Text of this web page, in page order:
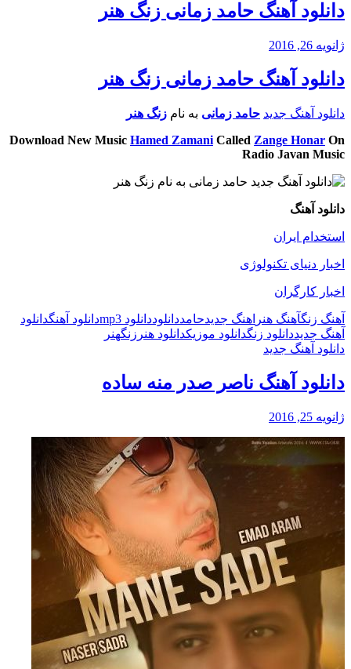
دانلود آهنگ حامد زمانی زنگ هنر
ژانویه 26, 2016
دانلود آهنگ حامد زمانی زنگ هنر
دانلود آهنگ جدید حامد زمانی به نام زنگ هنر
Download New Music Hamed Zamani Called Zange Honar On
Radio Javan Music
دانلود آهنگ
استخدام ایران
اخبار دنیای تکنولوژی
اخبار کارگران
آهنگ زنگآهنگ هنر اهنگ جدیدحامددانلوددانلود mp3 دانلود آهنگدانلود
آهنگ جدیددانلود زنگدانلود موزیکدانلود هنر زنگهنر
دانلود آهنگ جدید
دانلود آهنگ ناصر صدر منه ساده
ژانویه 25, 2016